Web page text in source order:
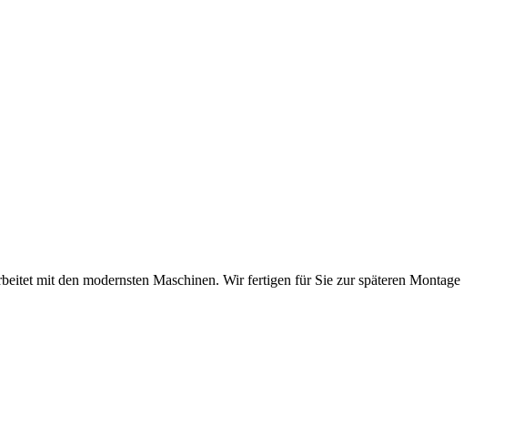
mit den modernsten Maschinen. Wir fertigen für Sie zur späteren Montage